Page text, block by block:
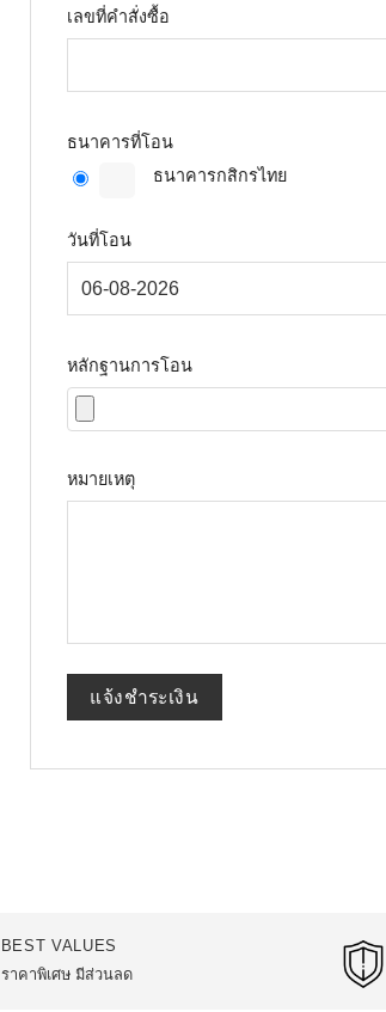
เลขที่คำสั่งซื้อ
ธนาคารที่โอน
ธนาคารกสิกรไทย
วันที่โอน
หลักฐานการโอน
หมายเหตุ
BEST VALUES
ราคาพิเศษ มีส่วนลด